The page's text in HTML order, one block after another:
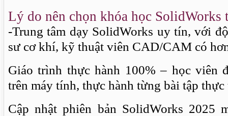
Lý do nên chọn khóa học SolidWorks
-Trung tâm dạy SolidWorks uy tín, với
sư cơ khí, kỹ thuật viên CAD/CAM có
Giáo trình thực hành 100% – học viên
trên máy tính, thực hành từng bài tập thực
Cập nhật phiên bản SolidWorks 2025